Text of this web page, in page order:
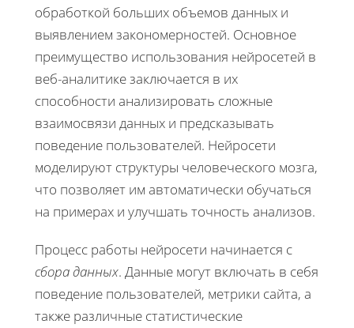
обработкой больших объемов данных и
выявлением закономерностей. Основное
преимущество использования нейросетей в
веб-аналитике заключается в их
способности анализировать сложные
взаимосвязи данных и предсказывать
поведение пользователей. Нейросети
моделируют структуры человеческого мозга,
что позволяет им автоматически обучаться
на примерах и улучшать точность анализов.
Процесс работы нейросети начинается с
сбора данных. Данные могут включать в себя
поведение пользователей, метрики сайта, а
также различные статистические